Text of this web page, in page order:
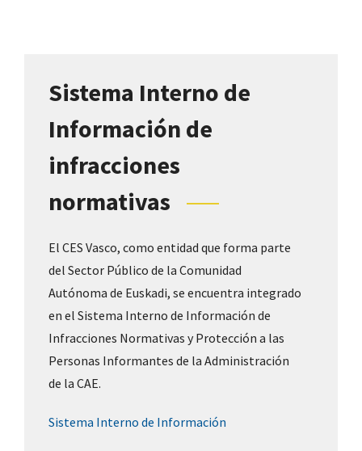
Sistema Interno de
Información de
infracciones
normativas
El CES Vasco, como entidad que forma parte
del Sector Público de la Comunidad
Autónoma de Euskadi, se encuentra integrado
en el Sistema Interno de Información de
Infracciones Normativas y Protección a las
Personas Informantes de la Administración
de la CAE.
Sistema Interno de Información